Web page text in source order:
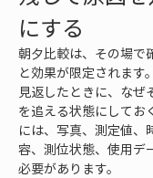
にする
朝夕比較は、その場で
と効果が限定されます
見返したときに、なぜ
を追える状態にしてお
には、写真、測定値、
容、測位状態、使用デ
必要があります。